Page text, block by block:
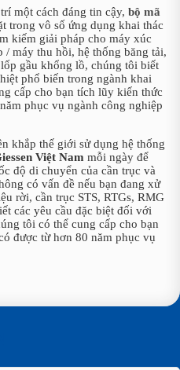
một cách đáng tin cậy, bộ mã
trong vô số ứng dụng khai thác
kiếm giải pháp cho máy xúc
máy thu hồi, hệ thống băng tải,
gầu khổng lồ, chúng tôi biết
phổ biến trong ngành khai
cấp cho bạn tích lũy kiến ​​thức
phục vụ ngành công nghiệp
khắp thế giới sử dụng hệ thống
Việt Nam mỗi ngày để
độ di chuyển của cần trục và
có vấn đề nếu bạn đang xử
rời, cần trục STS, RTGs, RMG
các yêu cầu đặc biệt đối với
tôi có thể cung cấp cho bạn
được từ hơn 80 năm phục vụ